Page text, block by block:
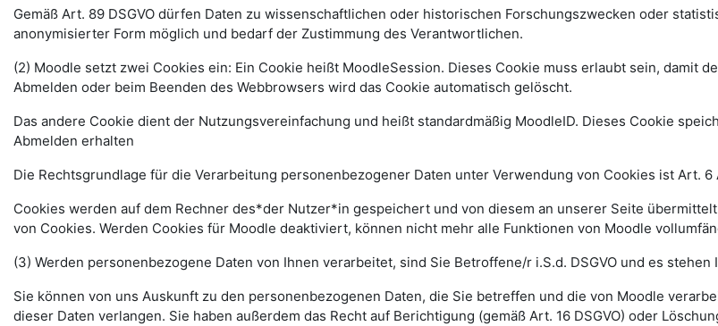
Gemäß Art. 89 DSGVO dürfen Daten zu wissenschaftlichen oder historischen Forschungszwecken oder
anonymisierter Form möglich und bedarf der Zustimmung des Verantwortlichen.
(2) Moodle setzt zwei Cookies ein: Ein Cookie heißt MoodleSession. Dieses Cookie muss erlaubt sein, damit
Abmelden oder beim Beenden des Webbrowsers wird das Cookie automatisch gelöscht.
Das andere Cookie dient der Nutzungsvereinfachung und heißt standardmäßig MoodleID. Dieses Cookie
Abmelden erhalten
Die Rechtsgrundlage für die Verarbeitung personenbezogener Daten unter Verwendung von Cookies ist Art. 6
Cookies werden auf dem Rechner des*der Nutzer*in gespeichert und von diesem an unserer Seite
von Cookies. Werden Cookies für Moodle deaktiviert, können nicht mehr alle Funktionen von Moodle
(3) Werden personenbezogene Daten von Ihnen verarbeitet, sind Sie Betroffene/r i.S.d. DSGVO und es
Sie können von uns Auskunft zu den personenbezogenen Daten, die Sie betreffen und die von Moodle
dieser Daten verlangen. Sie haben außerdem das Recht auf Berichtigung (gemäß Art. 16 DSGVO) oder